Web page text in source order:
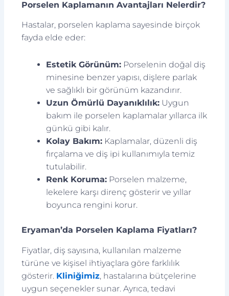
Porselen Kaplamanın Avantajları Nelerdir?
Hastalar, porselen kaplama sayesinde birçok
fayda elde eder:
Estetik Görünüm: Porselenin doğal diş
minesine benzer yapısı, dişlere parlak
ve sağlıklı bir görünüm kazandırır.
Uzun Ömürlü Dayanıklılık: Uygun
bakım ile porselen kaplamalar yıllarca ilk
günkü gibi kalır.
Kolay Bakım: Kaplamalar, düzenli diş
fırçalama ve diş ipi kullanımıyla temiz
tutulabilir.
Renk Koruma: Porselen malzeme,
lekelere karşı direnç gösterir ve yıllar
boyunca rengini korur.
Eryaman’da Porselen Kaplama Fiyatları?
Fiyatlar, diş sayısına, kullanılan malzeme
türüne ve kişisel ihtiyaçlara göre farklılık
gösterir. Kliniğimiz, hastalarına bütçelerine
uygun seçenekler sunar. Ayrıca, tedavi